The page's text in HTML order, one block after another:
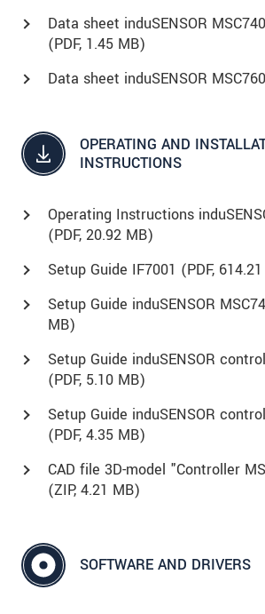
Data sheet induSENSOR
(PDF, 1.45 MB)
Data sheet induSENSOR
OPERATING AND
INSTRUCTIONS
Operating Instructions
(PDF, 20.92 MB)
Setup Guide IF7001 (PDF,
Setup Guide induSENSOR
MB)
Setup Guide induSENSOR
(PDF, 5.10 MB)
Setup Guide induSENSOR
(PDF, 4.35 MB)
CAD file 3D-model "Controller
(ZIP, 4.21 MB)
SOFTWARE AND DRIVERS